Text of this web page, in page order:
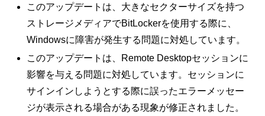
このアップデートは、大きなセクターサイズを持つ
ストレージメディアでBitLockerを使用する際に、
Windowsに障害が発生する問題に対処しています。
このアップデートは、Remote Desktopセッションに
影響を与える問題に対処しています。セッションに
サインインしようとする際に誤ったエラーメッセー
ジが表示される場合がある現象が修正されました。